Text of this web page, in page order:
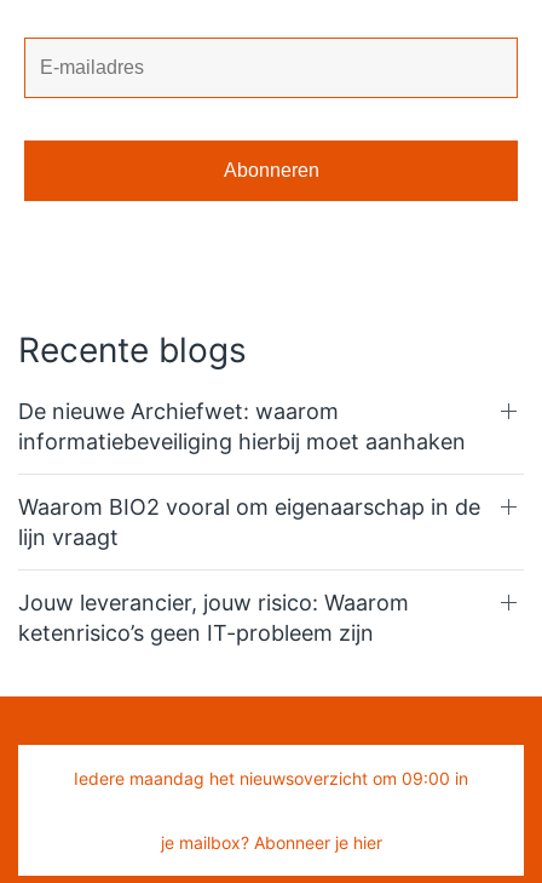
Recente blogs
De nieuwe Archiefwet: waarom
informatiebeveiliging hierbij moet aanhaken
Waarom BIO2 vooral om eigenaarschap in de
lijn vraagt
Jouw leverancier, jouw risico: Waarom
ketenrisico’s geen IT-probleem zijn
Iedere maandag het nieuwsoverzicht om 09:00 in
je mailbox? Abonneer je hier